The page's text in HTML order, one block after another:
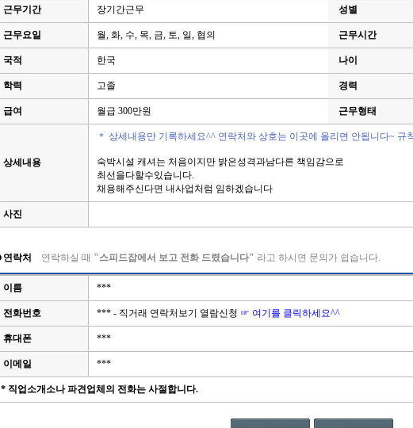
근무기간 장기간근무 성별
근무요일 월, 화, 수, 목, 금, 토, 일, 협의 근무시간
국적 한국 나이
학력 고졸 경력
급여 월급 300만원 근무형태
상세내용
＊ 상세내용만 기록하세요^^ 연락처와 상호는 이곳에 올리면 안됩니다~ 규
숙박시설 캐셔는 처음이지만 밝은성격과남다른 책임감으로
최선을다할수있습니다.
채용해주신다면 내사업처럼 임하겠습니다
사진
연락처 연락하실 때 "스피드잡에서 보고 전화 드렸습니다" 라고 하시면 문의가 쉽습니다.
이름 ***
전화번호 *** - 직거래 연락처보기 열람신청 ☞ 여기를 클릭하세요^^
휴대폰 ***
이메일 ***
* 직업소개소나 파견업체의 전화는 사절합니다.